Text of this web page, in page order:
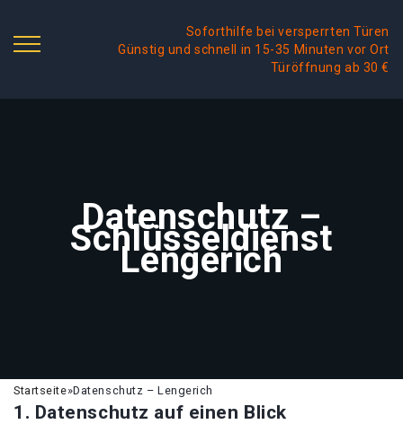
Soforthilfe bei versperrten Türen
Günstig und schnell in 15-35 Minuten vor Ort
Türöffnung ab 30 €
Datenschutz –
Schlüsseldienst
Lengerich
Startseite»Datenschutz – Lengerich
1. Datenschutz auf einen Blick